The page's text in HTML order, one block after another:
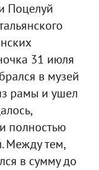
Поцелуй
31 июля
в музей
рамы и ушел
полностью
Между тем,
в сумму до